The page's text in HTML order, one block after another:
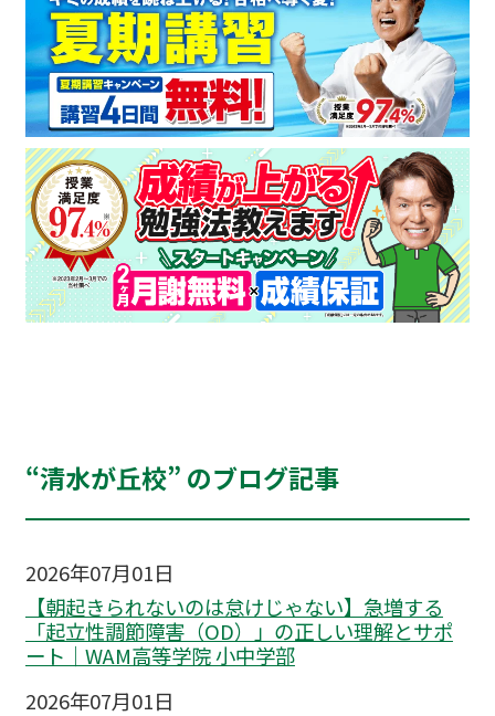
“清水が丘校” のブログ記事
2026年07月01日
【朝起きられないのは怠けじゃない】急増する
「起立性調節障害（OD）」の正しい理解とサポ
ート｜WAM高等学院 小中学部
2026年07月01日